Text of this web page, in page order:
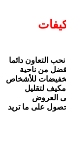
التعاون دائما
من ناحية
للأشخاص
لتقليل
العروض
على ما تريد